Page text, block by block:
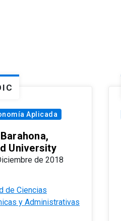
Aplicada
University
de 2018
de Ciencias
y Administrativas